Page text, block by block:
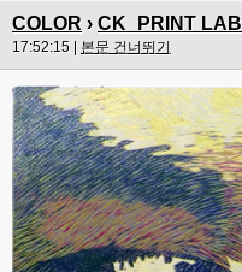
COLOR › CK_PRINT LAB
17:52:15 | 본문 건너뛰기